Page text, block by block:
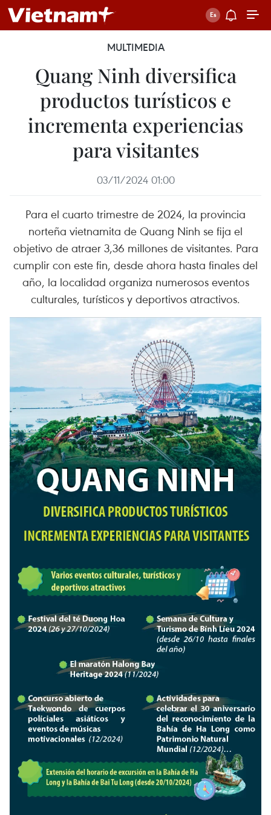
MULTIMEDIA
Quang Ninh diversifica
productos turísticos e
incrementa experiencias
para visitantes
03/11/2024 01:00
Para el cuarto trimestre de 2024, la provincia
norteña vietnamita de Quang Ninh se fija el
objetivo de atraer 3,36 millones de visitantes. Para
cumplir con este fin, desde ahora hasta finales del
año, la localidad organiza numerosos eventos
culturales, turísticos y deportivos atractivos.